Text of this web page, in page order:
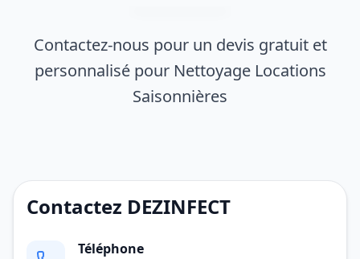
Contactez-nous pour un devis gratuit et
personnalisé pour Nettoyage Locations
Saisonnières
Contactez DEZINFECT
Téléphone